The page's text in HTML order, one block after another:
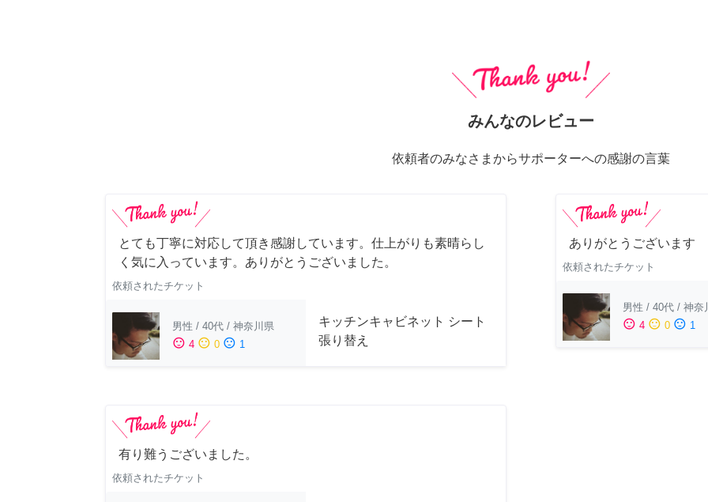
みんなのレビュー
依頼者のみなさまからサポーターへの感謝の言葉
とても丁寧に対応して頂き感謝しています。仕上がりも素晴らし
く気に入っています。ありがとうございました。
依頼されたチケット
男性 / 40代 / 神奈川県
sentiment_satisfied 4 sentiment_neutral 0 sentiment_dissatisfied 1
キッチンキャビネット シート
張り替え
ありがとうございます
依頼されたチケット
男性 / 40代 / 神奈
sentiment_satisfied 4 sentiment_neutral 0 sentiment_dissatisfied 1
有り難うございました。
依頼されたチケット